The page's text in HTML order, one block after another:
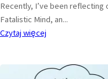
Recently, I’ve been reflecting
Fatalistic Mind, an...
Czytaj więcej